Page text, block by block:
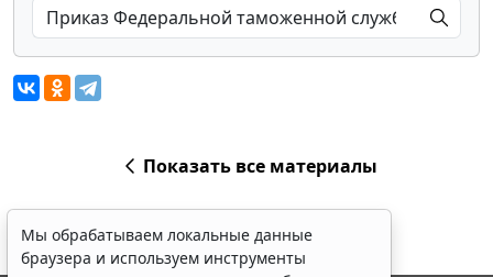
Показать все материалы
Мы обрабатываем локальные данные
браузера и используем инструменты